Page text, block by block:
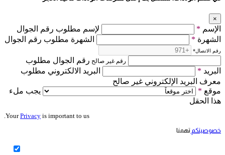
×
الإسم *
لإسم مطلوب رقم الجوال
الشهرة * الشهرة مطلوب رقم الجوال
رقم الاتصال*
رقم غير صالح رقم الجوال مطلوب
البريد *
البريد الالكتروني مطلوب
معرف البريد الإلكتروني غير صالح
موقع *
يجب ملء
هذا الحقل
YourPrivacy is important to us.
خصوصيتكم تهمنا